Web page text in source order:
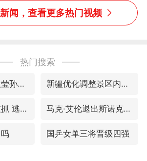
闻，查看更多热门视频
热门搜索
央视新主播李秋莹孙亚鹏亮相 新疆优化调整景区内自驾服务费
河南刑案嫌犯被抓 逃窜时伤害多人 马克·艾伦退出斯诺克中国公开赛
国乒女单三将晋级四强